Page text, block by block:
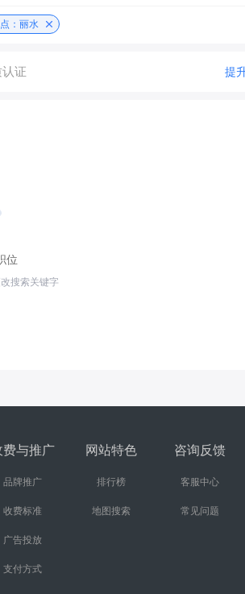
：丽水
证 提
位
搜索关键字
费与推广
品牌推广
收费标准
广告投放
支付方式
网站特色
排行榜
地图搜索
咨询反馈
客服中心
常见问题